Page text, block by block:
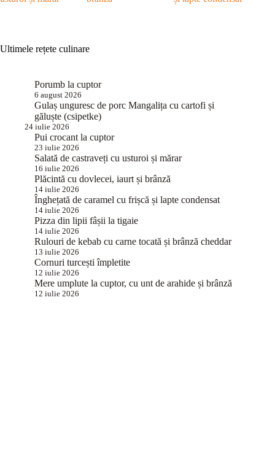
Ultimele rețete culinare
Porumb la cuptor
6 august 2026
Gulaș unguresc de porc Mangalița cu cartofi și
găluște (csipetke)
24 iulie 2026
Pui crocant la cuptor
23 iulie 2026
Salată de castraveți cu usturoi și mărar
16 iulie 2026
Plăcintă cu dovlecei, iaurt și brânză
14 iulie 2026
Înghețată de caramel cu frișcă și lapte condensat
14 iulie 2026
Pizza din lipii fâșii la tigaie
14 iulie 2026
Rulouri de kebab cu carne tocată și brânză cheddar
13 iulie 2026
Cornuri turcești împletite
12 iulie 2026
Mere umplute la cuptor, cu unt de arahide și brânză
12 iulie 2026